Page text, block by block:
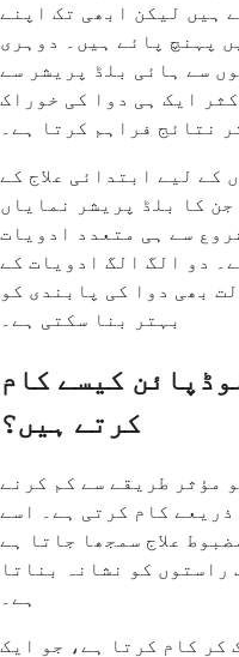
ہیں لیکن ابھی تک اپنے
پہنچ پائے ہیں۔ دوہری
سے ہائی بلڈ پریشر سے
ایک ہی دوا کی خوراک
نتائج فراہم کرتا ہے۔
کے لیے ابتدائی علاج کے
کا بلڈ پریشر نمایاں
سے ہی متعدد ادویات
دو الگ الگ ادویات کے
بھی دوا کی پابندی کو
بہتر بنا سکتی ہے۔
کیسے کام
کرتے ہیں؟
مؤثر طریقے سے کم کرنے
کام کرتی ہے۔ اسے
علاج سمجھا جاتا ہے
راستوں کو نشانہ بناتا
ہے۔
کر کام کرتا ہے، جو ایک